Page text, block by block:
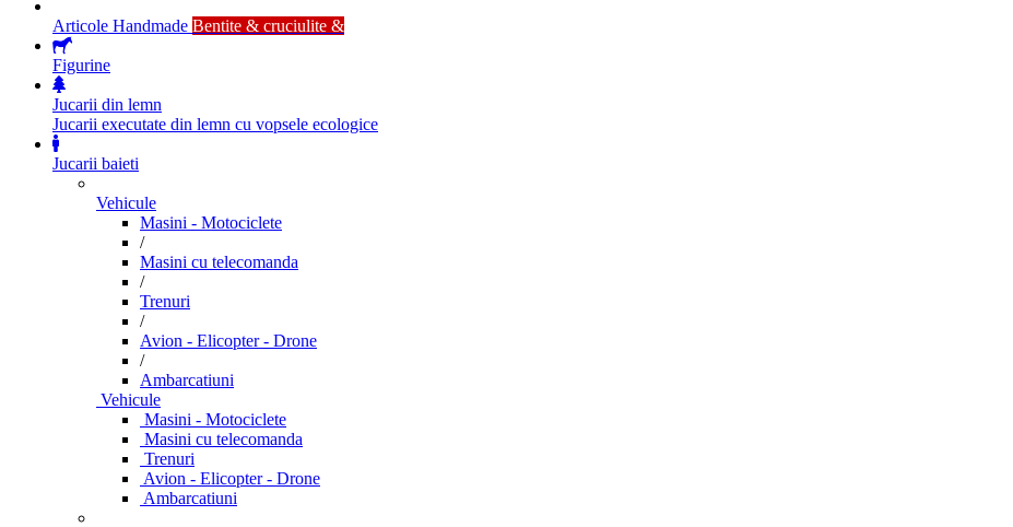
Articole Handmade Bentite & cruciulite &
Figurine
Jucarii din lemn
Jucarii executate din lemn cu vopsele ecologice
Jucarii baieti
Vehicule
Masini - Motociclete
/
Masini cu telecomanda
/
Trenuri
/
Avion - Elicopter - Drone
/
Ambarcatiuni
Vehicule
Masini - Motociclete
Masini cu telecomanda
Trenuri
Avion - Elicopter - Drone
Ambarcatiuni